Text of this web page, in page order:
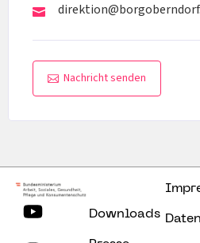
Nachricht senden
Downloads